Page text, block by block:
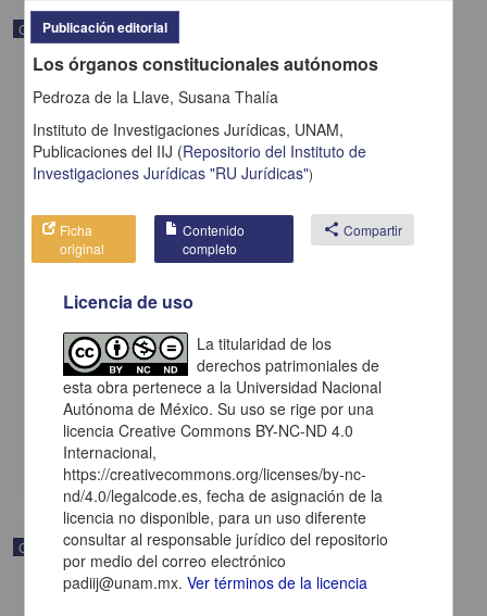
Correspondencia postal
Carta de H. C. Pitman a Francisco I. Madero en la que le solicita
una fotografía
Pitman, H. C.
[sin fecha]
Multidisciplina
Correspondencia postal
Publicación editorial
Los órganos constitucionales autónomos
Pedroza de la Llave, Susana Thalía
Instituto de Investigaciones Jurídicas, UNAM,
Publicaciones del IIJ (Repositorio del Instituto de
Investigaciones Jurídicas "RU Jurídicas")
Ficha
original
Contenido
completo
share Compartir
Licencia de uso
La titularidad de los
derechos patrimoniales de
esta obra pertenece a la Universidad Nacional
Autónoma de México. Su uso se rige por una
licencia Creative Commons BY-NC-ND 4.0
Internacional,
https://creativecommons.org/licenses/by-nc-
nd/4.0/legalcode.es, fecha de asignación de la
licencia no disponible, para un uso diferente
consultar al responsable jurídico del repositorio
por medio del correo electrónico
padiij@unam.mx.Ver términos de la licencia